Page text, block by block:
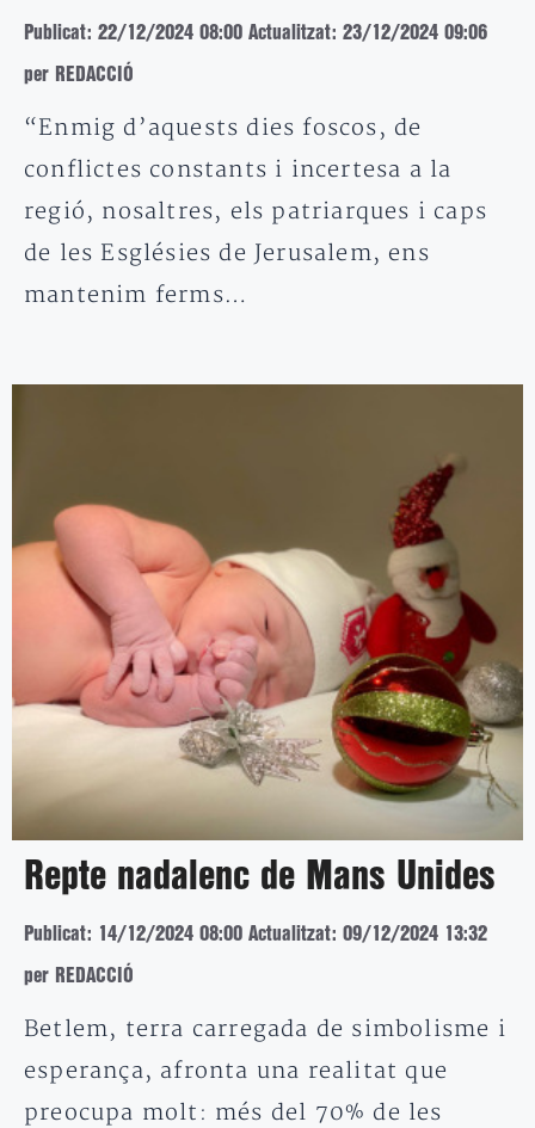
Publicat: 22/12/2024 08:00 Actualitzat: 23/12/2024 09:06
per REDACCIÓ
“Enmig d’aquests dies foscos, de
conflictes constants i incertesa a la
regió, nosaltres, els patriarques i caps
de les Esglésies de Jerusalem, ens
mantenim ferms…
Repte nadalenc de Mans Unides
Publicat: 14/12/2024 08:00 Actualitzat: 09/12/2024 13:32
per REDACCIÓ
Betlem, terra carregada de simbolisme i
esperança, afronta una realitat que
preocupa molt: més del 70% de les